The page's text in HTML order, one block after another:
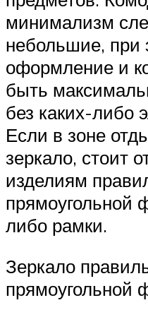
минимализм
небольшие, при
оформление и
быть
без каких-либо
Если в зоне
зеркало, стоит
изделиям
прямоугольной
либо рамки.
Зеркало
прямоугольной